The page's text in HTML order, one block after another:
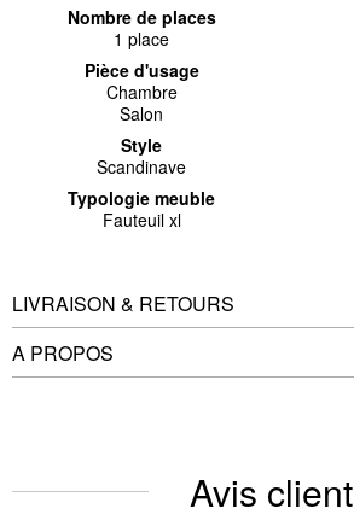
Nombre de places
1 place
Pièce d'usage
Chambre
Salon
Style
Scandinave
Typologie meuble
Fauteuil xl
LIVRAISON & RETOURS
A PROPOS
Avis client